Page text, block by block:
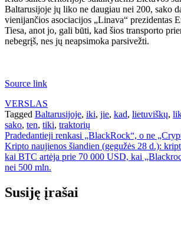
Baltarusijoje jų liko ne daugiau nei 200, sako
vienijančios asociacijos „Linava“ prezidentas
Tiesa, anot jo, gali būti, kad šios transporto
nebegrįš, nes jų neapsimoka parsivežti.
Source link
VERSLAS
Tagged Baltarusijoje, iki, jie, kad, lietuviškų,
sako, ten, tiki, traktorių
Navigacija
tarp
įrašų
Pradedantieji renkasi „BlackRock“, o ne
Kripto naujienos šiandien (gegužės 28 d.):
kai BTC artėja prie 70 000 USD, kai
nei 500 mln.
Susiję įrašai